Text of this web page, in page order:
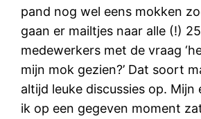
pand nog wel eens mokken
gaan er mailtjes naar alle (!)
medewerkers met de vraag
mijn mok gezien?’ Dat soort
altijd leuke discussies op. Mijn
ik op een gegeven moment